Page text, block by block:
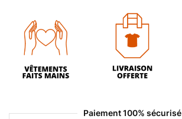
Paiement 100% sécurisé